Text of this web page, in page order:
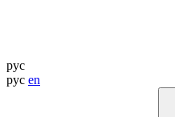
рус
рус en